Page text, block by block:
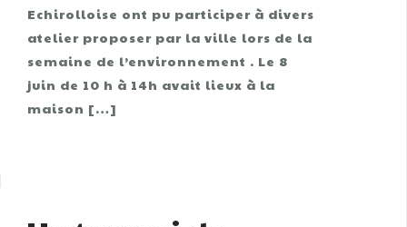
Echirolloise ont pu participer à divers
atelier proposer par la ville lors de la
semaine de l’environnement . Le 8
juin de 10 h à 14h avait lieux à la
maison […]